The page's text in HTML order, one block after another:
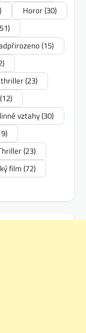
Horor(30)
(15)
thriller(23)
(12)
vztahy(30)
(23)
film (72)